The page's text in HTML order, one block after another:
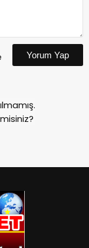
Yorum Yap